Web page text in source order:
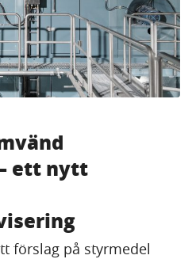
ett nytt
förslag på styrmedel